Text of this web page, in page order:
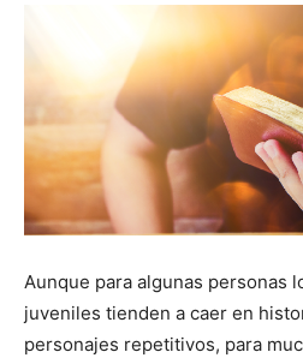
Aunque para algunas personas
juveniles tienden a caer en
personajes repetitivos, para